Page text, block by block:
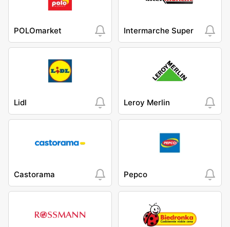
POLOmarket Intermarche Super
Lidl Leroy Merlin
Castorama Pepco